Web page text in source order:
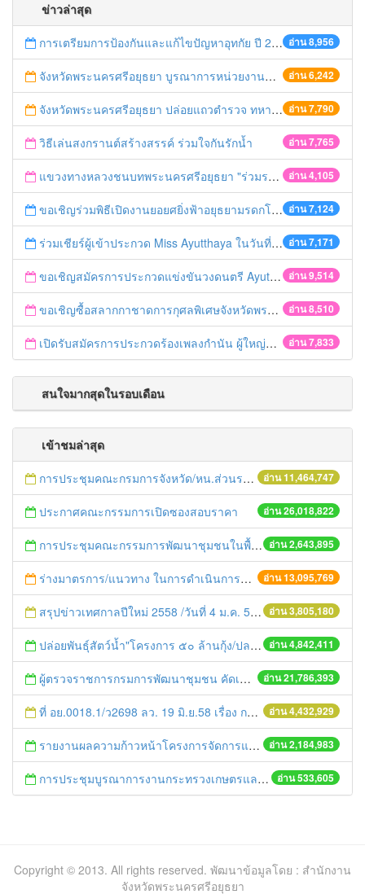
ข่าวล่าสุด
อ่าน 8,956
การเตรียมการป้องกันและแก้ไขปัญหาอุทกัย ปี 2561
อ่าน 6,242
จังหวัดพระนครศรีอยุธยา บูรณาการหน่วยงานที่เกี่ยวข้อง ลงพื้นที่จัดระเบียบและดำเนินมาตรการตามบทลงโทษสูงสุดกับผู้ประกอบการร้านค้าที่ยังฝ่าฝืนตั้งร้านค้ารุกล้ำเขตพื้นที่ทางหลวง เตรียมความปลอดภัยก่อนเทศกาลสงกรานต์
อ่าน 7,790
จังหวัดพระนครศรีอยุธยา ปล่อยแถวตำรวจ ทหาร ฝ่ายปกครอง กว่า 100 นาย ตรวจเข้มท่ารถสาธารณะ สถานีขนส่งรถโดยสาร วินรถตู้ และสถานีรถไฟ เตรียมรับมือเทศกาลสงกรานต์
อ่าน 7,765
วิธีเล่นสงกรานต์สร้างสรรค์ ร่วมใจกันรักน้ำ
อ่าน 4,105
แขวงทางหลวงชนบทพระนครศรีอยุธยา "ร่วมรณรงค์ ขับช้า เปิดไฟหน้า คาดเข็มขัด" เทศกาลสงกรานต์ ปี 2561
อ่าน 7,124
ขอเชิญร่วมพิธีเปิดงานยอยศยิ่งฟ้าอยุธยามรดกโลก
อ่าน 7,171
ร่วมเชียร์ผู้เข้าประกวด Miss Ayutthaya ในวันที่ 15 ธันวาคม 2560
อ่าน 9,514
ขอเชิญสมัครการประกวดแข่งขันวงดนตรี Ayutthaya battle of the bands
อ่าน 8,510
ขอเชิญซื้อสลากกาชาดการกุศลพิเศษจังหวัดพระนครศรีอยุธยา 2560
อ่าน 7,833
เปิดรับสมัครการประกวดร้องเพลงกำนัน ผู้ใหญ่บ้าน ฯลฯ
สนใจมากสุดในรอบเดือน
เข้าชมล่าสุด
อ่าน 11,464,747
การประชุมคณะกรมการจังหวัด/หน.ส่วนราชการประจำเดือน มิถุนายน 2558
อ่าน 26,018,822
ประกาศคณะกรรมการเปิดซองสอบราคา
อ่าน 2,643,895
การประชุมคณะกรรมการพัฒนาชุมชนในพื้นที่รอบโรงไฟฟ้า (คพรฟ.) ครั้งที่ 2/2558 กองทุนพัฒนาไฟฟ้าบริษัท โรจนะเพาเวอร์ จำกัด
อ่าน 13,095,769
ร่างมาตรการ/แนวทาง ในการดำเนินการประกอบการตรวจราชการแบบบูรณาการ
อ่าน 3,805,180
สรุปข่าวเทศกาลปีใหม่ 2558 /วันที่ 4 ม.ค. 58
อ่าน 4,842,411
ปล่อยพันธุ์สัตว์น้ำ"โครงการ ๕๐ ล้านกุ้ง/ปลา ฟื้นชีวิตใหม่ให้เจ้าพระยา
อ่าน 21,786,393
ผู้ตรวจราชการกรมการพัฒนาชุมชน คัดเลือกข้าราชการและลูกจ้างดีเด่น และหน่วยงานพัฒนาชุมชนใสสะอาด ประจำปี ๒๕๕๔
อ่าน 4,432,929
ที่ อย.0018.1/ว2698 ลว. 19 มิ.ย.58 เรื่อง การแก้ไขปัญหาหนี้สินให้แก่เกษตรกร
อ่าน 2,184,983
รายงานผลความก้าวหน้าโครงการจัดการแก้ไขปัญหาขยะ สัปดาห์ที่ 9/2558
อ่าน 533,605
การประชุมบูรณาการงานกระทรวงเกษตรและสหกรณ์สู่การปฏิบัติในระดับพื้นที่ ครั้งที่1/2558
Copyright © 2013. All rights reserved. พัฒนาข้อมูลโดย : สำนักงาน
จังหวัดพระนครศรีอยุธยา